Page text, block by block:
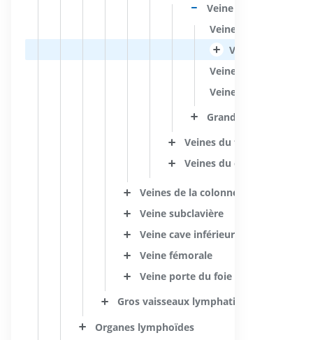
Veine basale
Veine cérébrale
Veine cérébrale
Veines
Veine choroïdienne
Grande veine
Veines du tronc cérébral
Veines du cervelet
Veines de la colonne vertébrale
Veine subclavière
Veine cave inférieure
Veine fémorale
Veine porte du foie
Gros vaisseaux lymphatiques
Organes lymphoïdes